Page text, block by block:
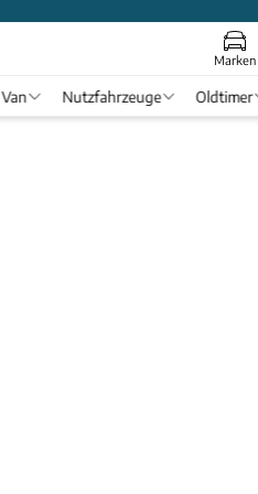
Marken
Van Nutzfahrzeuge Oldtimer